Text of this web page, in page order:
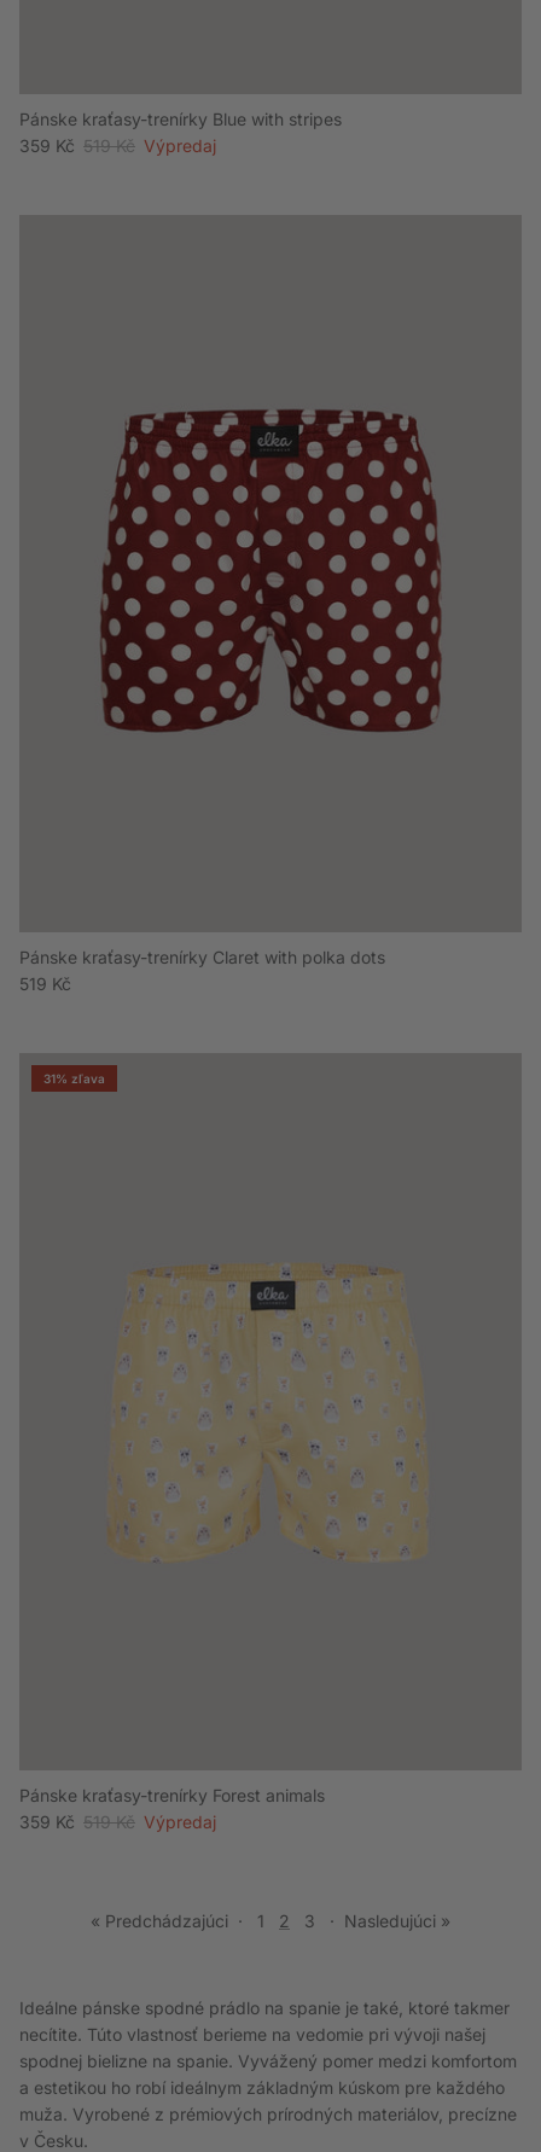
Pánske kraťasy-trenírky Blue with stripes
Akciová cena
359 Kč Bežná cena
519 Kč Výpredaj
Pánske kraťasy-trenírky Claret with polka dots
Bežná cena
519 Kč
31% zľava
Pánske kraťasy-trenírky Forest animals
Akciová cena
359 Kč Bežná cena
519 Kč Výpredaj
« Predchádzajúci · 1 2 3 · Nasledujúci »
Ideálne pánske spodné prádlo na spanie je také, ktoré takmer
necítite. Túto vlastnosť berieme na vedomie pri vývoji našej
spodnej bielizne na spanie. Vyvážený pomer medzi komfortom
a estetikou ho robí ideálnym základným kúskom pre každého
muža. Vyrobené z prémiových prírodných materiálov, precízne
v Česku.